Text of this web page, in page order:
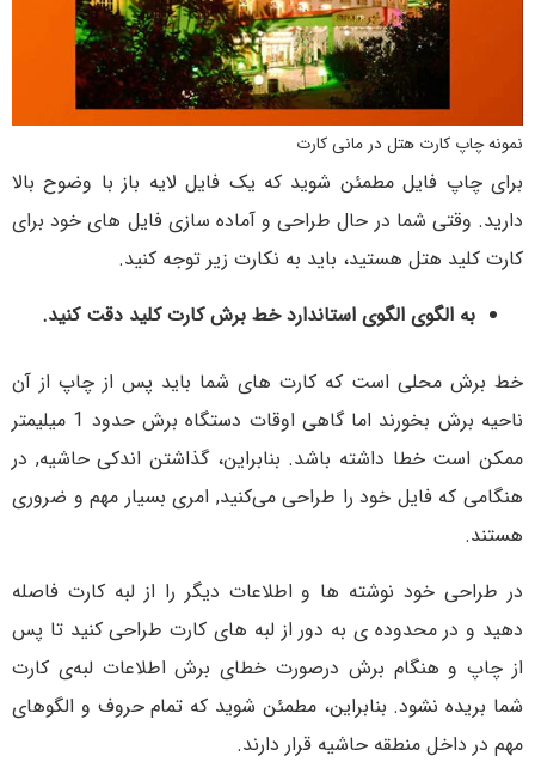
نمونه چاپ کارت هتل در مانی کارت
برای چاپ فایل مطمئن شوید که یک فایل لایه باز با وضوح بالا
دارید. وقتی شما در حال طراحی و آماده سازی فایل های خود برای
کارت کلید هتل هستید، باید به نکارت زیر توجه کنید.
به الگوی الگوی استاندارد خط برش کارت کلید دقت کنید.
خط برش محلی است که کارت های شما باید پس از چاپ از آن
ناحیه برش بخورند اما گاهی اوقات دستگاه برش حدود 1 میلیمتر
ممکن است خطا داشته باشد. بنابراین، گذاشتن اندکی حاشیه, در
هنگامی که فایل خود را طراحی می‌کنید, امری بسیار مهم و ضروری
هستند.
در طراحی خود نوشته ها و اطلاعات دیگر را از لبه کارت فاصله
دهید و در محدوده ی به دور از لبه های کارت طراحی کنید تا پس
از چاپ و هنگام برش درصورت خطای برش اطلاعات لبه‌ی کارت
شما بریده نشود. بنابراین، مطمئن شوید که تمام حروف و الگوهای
مهم در داخل منطقه حاشیه قرار دارند.